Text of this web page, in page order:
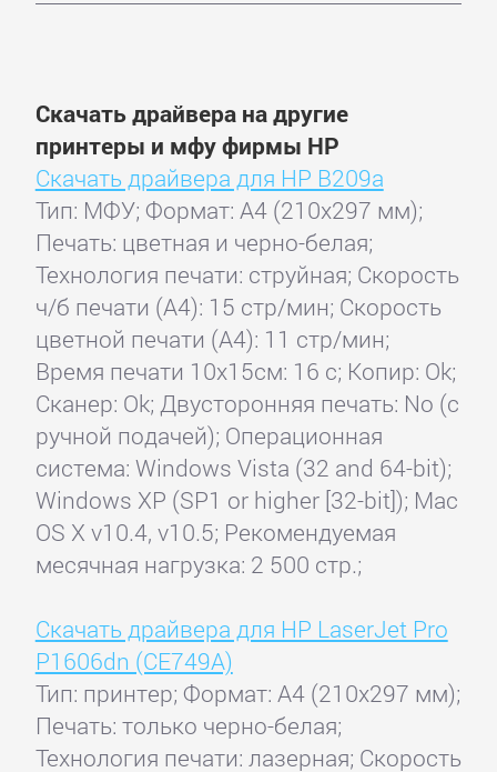
Скачать драйвера на другие
принтеры и мфу фирмы HP
Скачать драйвера для HP B209a
Тип: МФУ; Формат: A4 (210x297 мм);
Печать: цветная и черно-белая;
Технология печати: струйная; Скорость
ч/б печати (А4): 15 стр/мин; Скорость
цветной печати (А4): 11 стр/мин;
Время печати 10x15см: 16 с; Копир: Ok;
Сканер: Ok; Двусторонняя печать: No (с
ручной подачей); Операционная
система: Windows Vista (32 and 64-bit);
Windows XP (SP1 or higher [32-bit]); Mac
OS X v10.4, v10.5; Рекомендуемая
месячная нагрузка: 2 500 стр.;
Скачать драйвера для HP LaserJet Pro
P1606dn (CE749A)
Тип: принтер; Формат: A4 (210x297 мм);
Печать: только черно-белая;
Технология печати: лазерная; Скорость